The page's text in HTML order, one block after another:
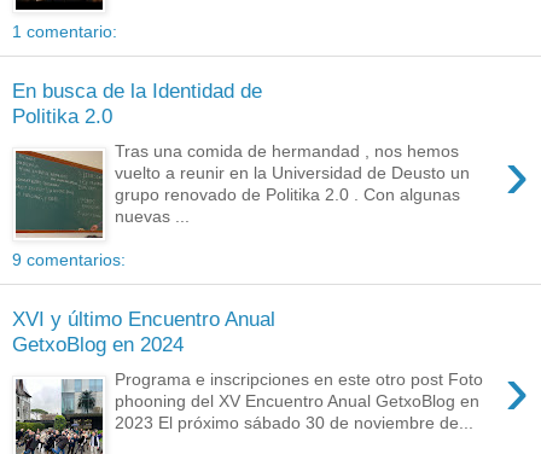
1 comentario:
En busca de la Identidad de
Politika 2.0
›
Tras una comida de hermandad , nos hemos
vuelto a reunir en la Universidad de Deusto un
grupo renovado de Politika 2.0 . Con algunas
nuevas ...
9 comentarios:
XVI y último Encuentro Anual
GetxoBlog en 2024
›
Programa e inscripciones en este otro post Foto
phooning del XV Encuentro Anual GetxoBlog en
2023 El próximo sábado 30 de noviembre de...